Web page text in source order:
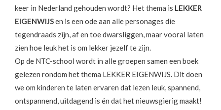
keer in Nederland gehouden wordt? Het thema is LEKKER
EIGENWIJSen is een ode aan alle personages die
tegendraads zijn, af en toe dwarsliggen, maar vooral laten
zien hoe leuk het is om lekker jezelf te zijn.
Op de NTC-school wordt in alle groepen samen een boek
gelezen rondom het thema LEKKER EIGENWIJS. Dit doen
we om kinderen te laten ervaren dat lezen leuk, spannend,
ontspannend, uitdagend is én dat het nieuwsgierig maakt!